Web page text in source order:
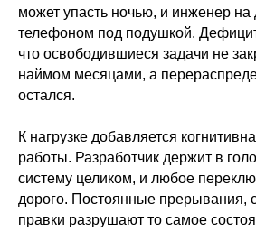
может упасть ночью, и инженер на
телефоном под подушкой. Дефицит
что освободившиеся задачи не
наймом месяцами, а
остался.
К нагрузке добавляется
работы. Разработчик держит в
систему целиком, и любое
дорого. Постоянные прерывания,
правки разрушают то самое